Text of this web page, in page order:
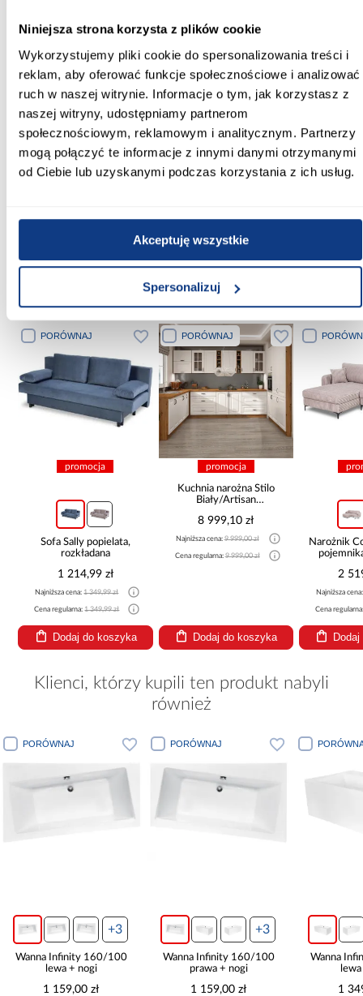
Niniejsza strona korzysta z plików cookie
Wykorzystujemy pliki cookie do spersonalizowania treści i
reklam, aby oferować funkcje społecznościowe i analizować
ruch w naszej witrynie. Informacje o tym, jak korzystasz z
naszej witryny, udostępniamy partnerom
społecznościowym, reklamowym i analitycznym. Partnerzy
mogą połączyć te informacje z innymi danymi otrzymanymi
od Ciebie lub uzyskanymi podczas korzystania z ich usług.
Akceptuję wszystkie
Spersonalizuj
akryl sanitarny
Stelaż w komplecie:
Syfon w komplecie:
Nie
Średnica syfonu [cm]:
Inni Klienci sprawdzali również
PORÓWNAJ
promocja
Sofa Sally popielata,
rozkładana
1 214,99 zł
Najniższa cena:1 349,99 zł
Cena regularna:1 349,99 zł
Dodaj do koszyka
PORÓWNAJ
promocja
Kuchnia narożna Stilo
Biały/Artisan
8 999,10 zł
Najniższa cena:9 999,00 zł
Cena regularna:9 999,00 zł
Dodaj do koszyka
Narożnik
2
Najniższa
Cena
Klienci, którzy kupili ten produkt nabyli
również
PORÓWNAJ
+3
Wanna Infinity 160/100
lewa + nogi
1 159,00 zł
PORÓWNAJ
+3
Wanna Infinity 160/100
prawa + nogi
1 159,00 zł
Wanna
1